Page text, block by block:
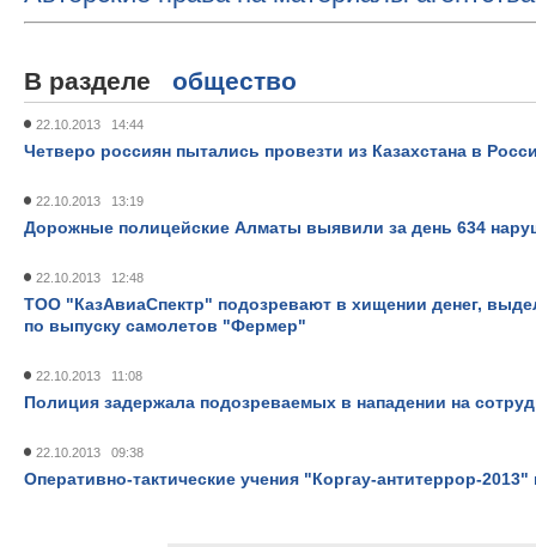
В разделе общество
22.10.2013 14:44
Четверо россиян пытались провезти из Казахстана в
22.10.2013 13:19
Дорожные полицейские Алматы выявили за день 634
22.10.2013 12:48
ТОО "КазАвиаСпектр" подозревают в хищении денег,
по выпуску самолетов "Фермер"
22.10.2013 11:08
Полиция задержала подозреваемых в нападении на
22.10.2013 09:38
Оперативно-тактические учения "Коргау-антитеррор-